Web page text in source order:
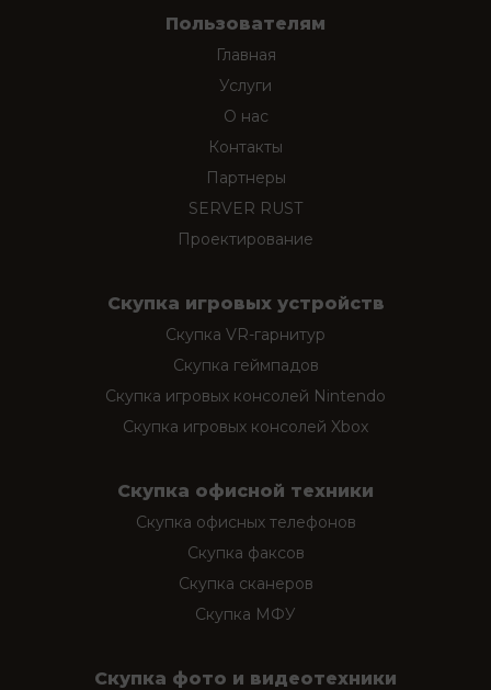
Пользователям
Главная
Услуги
О нас
Контакты
Партнеры
SERVER RUST
Проектирование
Скупка игровых устройств
Скупка VR-гарнитур
Скупка геймпадов
Скупка игровых консолей Nintendo
Скупка игровых консолей Xbox
Скупка офисной техники
Скупка офисных телефонов
Скупка факсов
Скупка сканеров
Скупка МФУ
Скупка фото и видеотехники